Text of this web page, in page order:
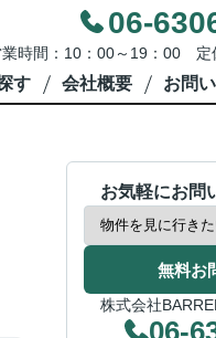
06-
時間：10：00～19：00 定
す 会社概要 お問
お気軽にお問
無料お
株式会社
06-